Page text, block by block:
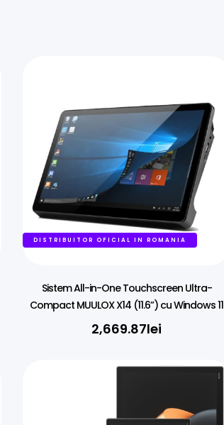
DISTRIBUITOR OFICIAL IN ROMANIA
Sistem All-in-One Touchscreen Ultra-
Compact MUULOX X14 (11.6”) cu Windows 11
2,669.87lei